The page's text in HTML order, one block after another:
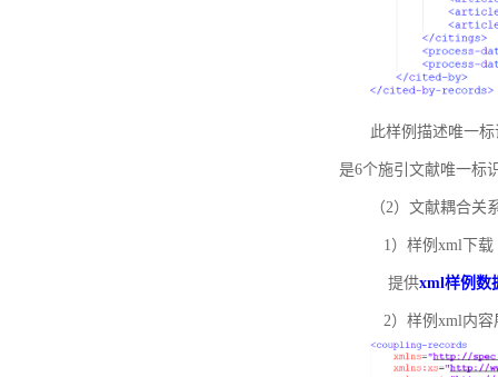
此样例描述唯一标
是6个施引文献唯一标
（2）文献耦合关
1）样例xml下载
提供xml样例数
2）样例xml内容